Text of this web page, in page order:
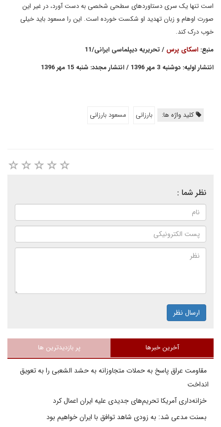
است تنها یک سری دستاوردهای سطحی شخصی به دست آورد، در غیر این
صورت اوهام و زبان تهدید او شکست خورده است. این را مسعود باید خیلی
خوب درک کند.
منبع: اسکای پرس / تحریریه دیپلماسی ایرانی/11
انتشار اولیه: دوشنبه 3 مهر 1396 / انتشار مجدد: شنبه 15 مهر 1396
کلید واژه ها: بارزانی مسعود بارزانی
نظر شما :
ارسال نظر
آخرین خبرها پر بازدیدترین ها
مقاومت عراق پاسخ به حملات متجاوزانه به حشد الشعبی را به تعویق
انداخت
خزانه‌داری آمریکا تحریم‌های جدیدی علیه ایران اعمال کرد
بسنت مدعی شد: به زودی شاهد توافق با ایران خواهیم بود